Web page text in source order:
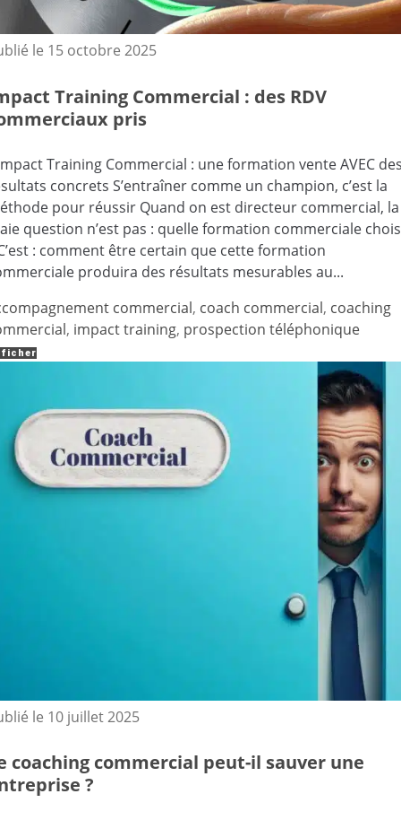
le 15 octobre 2025
Training Commercial : des RDV
pris
Training Commercial : une formation vente AVEC
concrets S’entraîner comme un champion, c’est la
pour réussir Quand on est directeur commercial, la
question n’est pas : quelle formation commerciale
: comment être certain que cette formation
produira des résultats mesurables au...
commercial, coach commercial, coaching
, impact training, prospection téléphonique
le 10 juillet 2025
coaching commercial peut-il sauver une
?